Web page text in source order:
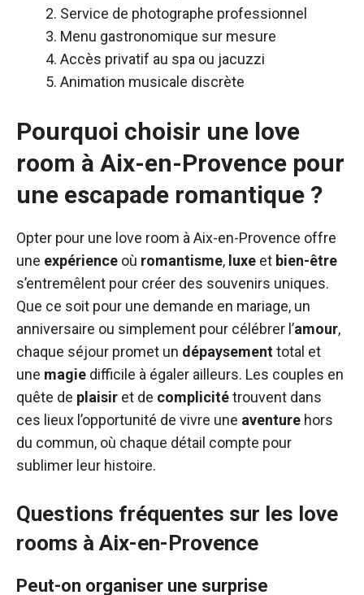
Service de photographe professionnel
Menu gastronomique sur mesure
Accès privatif au spa ou jacuzzi
Animation musicale discrète
Pourquoi choisir une love
room à Aix-en-Provence pour
une escapade romantique ?
Opter pour une love room à Aix-en-Provence offre
une expérience où romantisme, luxe et bien-être
s’entremêlent pour créer des souvenirs uniques.
Que ce soit pour une demande en mariage, un
anniversaire ou simplement pour célébrer l’amour,
chaque séjour promet un dépaysementtotal et
une magie difficile à égaler ailleurs. Les couples en
quête de plaisir et de complicitétrouvent dans
ces lieux l’opportunité de vivre une aventure hors
du commun, où chaque détail compte pour
sublimer leur histoire.
Questions fréquentes sur les love
rooms à Aix-en-Provence
Peut-on organiser une surprise